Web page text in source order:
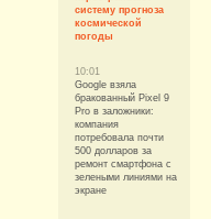
систему прогноза
космической
погоды
10:01
Google взяла
бракованный Pixel 9
Pro в заложники:
компания
потребовала почти
500 долларов за
ремонт смартфона с
зелеными линиями на
экране